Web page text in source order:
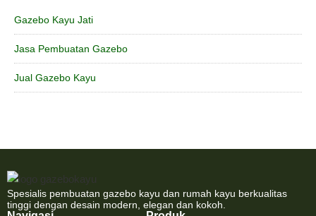
Gazebo Kayu Jati
Jasa Pembuatan Gazebo
Jual Gazebo Kayu
Spesialis pembuatan gazebo kayu dan rumah kayu berkualitas
tinggi dengan desain modern, elegan dan kokoh.